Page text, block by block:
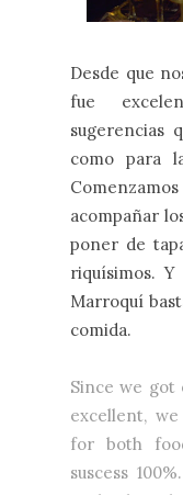
Desde que
fue
sugerencias
como para
acompañar
poner de
riquísimos.
Marroquí
comida.
Since we
excellent,
for both
suscess